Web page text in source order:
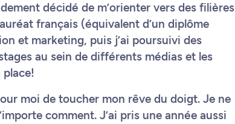
décidé de m’orienter vers des filières
français (équivalent d’un diplôme
et marketing, puis j’ai poursuivi des
au sein de différents médias et les
place!
moi de toucher mon rêve du doigt. Je ne
comment. J’ai pris une année aussi